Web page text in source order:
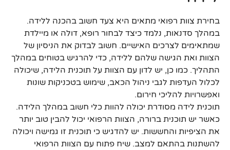
בחירת צוות רפואי מתאים היא צעד חשוב בהכנה ללידה.
במהלך סדנאות, נלמד כיצד לבחור רופא, דולה או מיילדת
שמתאימים לצרכים האישיים. חשוב לבדוק את הניסיון של
הצוות ואת הגישה שלהם ללידה, כדי להרגיש בטוחים במהלך
התהליך. כמו כן, יש לדון עם הצוות על תוכנית הלידה, שיכולה
לכלול העדפות לגבי ניהול הכאב, שימוש בטכניקות שונות
ואפשרויות להליכי חירום.
תוכנית לידה מסודרת יכולה להוות כלי חשוב במהלך הלידה.
כאשר יש תוכנית ברורה, הצוות הרפואי יכול להבין טוב יותר
את הציפיות והחששות. יש להדגיש כי תוכנית זו גמישה ויכולה
להשתנות בהתאם למצב. שיח פתוח עם הצוות הרפואי